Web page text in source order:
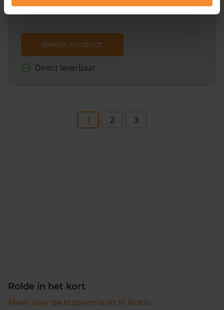
Bekijk product
Direct leverbaar
1 2 3
Rolde in het kort
Meer over de huizenmarkt in Rolde